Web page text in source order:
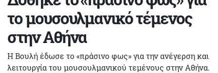
το μουσουλμανικό τέμενος
στην Αθήνα
Η Βουλή έδωσε το «πράσινο φως» για την ανέγερση και
λειτουργία του μουσουλμανικού τεμένους στην Αθήνα.